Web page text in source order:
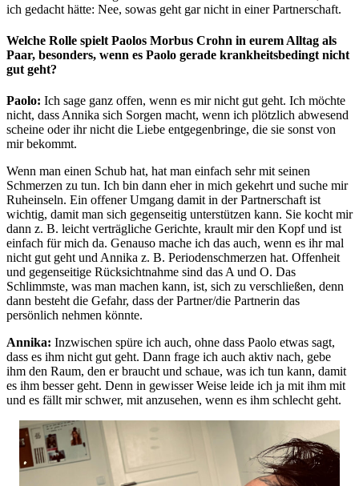
ich gedacht hätte: Nee, sowas geht gar nicht in einer Partnerschaft.
Welche Rolle spielt Paolos Morbus Crohn in eurem Alltag als
Paar, besonders, wenn es Paolo gerade krankheitsbedingt nicht
gut geht?
Paolo: Ich sage ganz offen, wenn es mir nicht gut geht. Ich möchte
nicht, dass Annika sich Sorgen macht, wenn ich plötzlich abwesend
scheine oder ihr nicht die Liebe entgegenbringe, die sie sonst von
mir bekommt.
Wenn man einen Schub hat, hat man einfach sehr mit seinen
Schmerzen zu tun. Ich bin dann eher in mich gekehrt und suche mir
Ruheinseln. Ein offener Umgang damit in der Partnerschaft ist
wichtig, damit man sich gegenseitig unterstützen kann. Sie kocht mir
dann z. B. leicht verträgliche Gerichte, krault mir den Kopf und ist
einfach für mich da. Genauso mache ich das auch, wenn es ihr mal
nicht gut geht und Annika z. B. Periodenschmerzen hat. Offenheit
und gegenseitige Rücksichtnahme sind das A und O. Das
Schlimmste, was man machen kann, ist, sich zu verschließen, denn
dann besteht die Gefahr, dass der Partner/die Partnerin das
persönlich nehmen könnte.
Annika: Inzwischen spüre ich auch, ohne dass Paolo etwas sagt,
dass es ihm nicht gut geht. Dann frage ich auch aktiv nach, gebe
ihm den Raum, den er braucht und schaue, was ich tun kann, damit
es ihm besser geht. Denn in gewisser Weise leide ich ja mit ihm mit
und es fällt mir schwer, mit anzusehen, wenn es ihm schlecht geht.